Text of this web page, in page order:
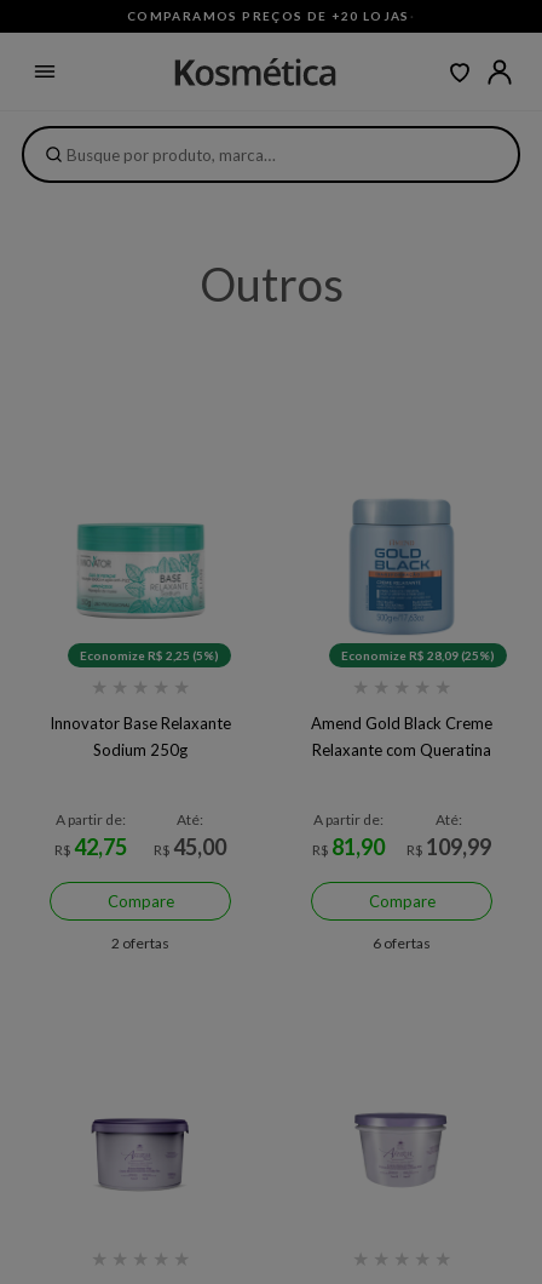
COMPARAMOS PREÇOS DE +20 LOJAS ·
Outros
Economize R$ 2,25 (5%)
★ ★ ★ ★ ★
Innovator Base Relaxante
Sodium 250g
A partir de:
R$42,75
Até:
R$ 45,00
Compare
2 ofertas
Economize R$ 28,09 (25%)
★ ★ ★ ★ ★
Amend Gold Black Creme
Relaxante com Queratina
A partir de:
R$ 81,90
Até:
R$ 109,99
Compare
6 ofertas
★ ★ ★ ★ ★ ★ ★ ★ ★ ★